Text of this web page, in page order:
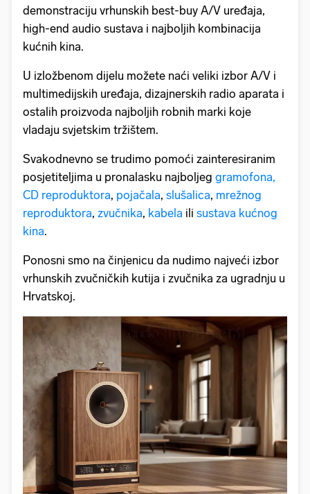
demonstraciju vrhunskih best-buy A/V uređaja,
high-end audio sustava i najboljih kombinacija
kućnih kina.
U izložbenom dijelu možete naći veliki izbor A/V i
multimedijskih uređaja, dizajnerskih radio aparata i
ostalih proizvoda najboljih robnih marki koje
vladaju svjetskim tržištem.
Svakodnevno se trudimo pomoći zainteresiranim
posjetiteljima u pronalasku najboljeg gramofona,
CD reproduktora, pojačala, slušalica, mrežnog
reproduktora, zvučnika, kabela ili sustava kućnog
kina.
Ponosni smo na činjenicu da nudimo najveći izbor
vrhunskih zvučničkih kutija i zvučnika za ugradnju u
Hrvatskoj.